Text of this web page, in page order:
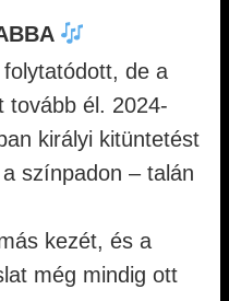
de a
tovább él. 2024-
királyi kitüntetést
színpadon – talán
kezét, és a
még mindig ott